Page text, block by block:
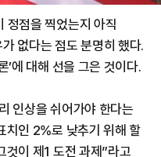
정점을 찍었는지 아직
없다는 점도 분명히 했다.
’에 대해 선을 그은 것이다.
인상을 쉬어가야 한다는
치인 2%로 낮추기 위해 할
것이 제1 도전 과제”라고